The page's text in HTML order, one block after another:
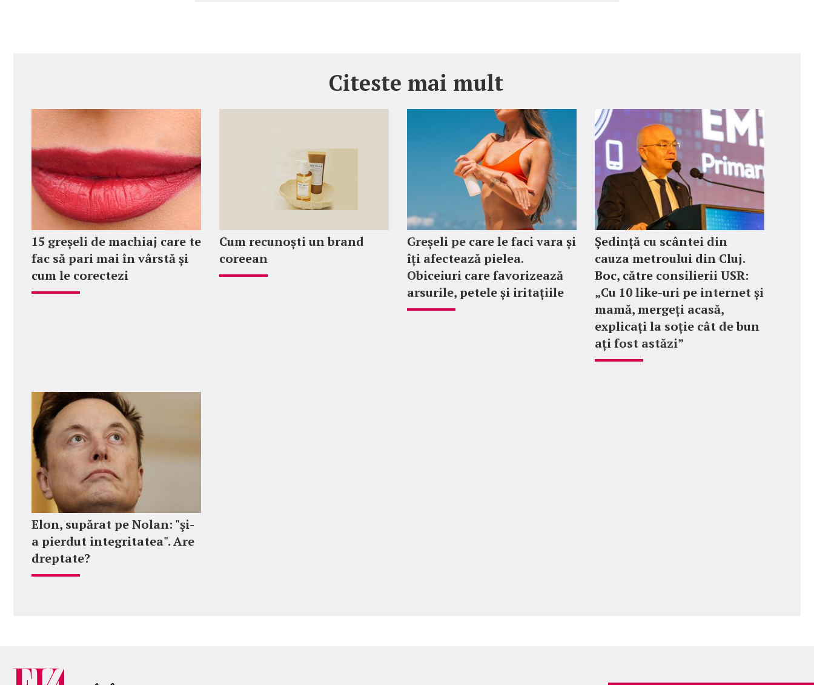
Citeste mai mult
15 greșeli de machiaj care te
fac să pari mai în vârstă și
cum le corectezi
Cum recunoști un brand
coreean
Greșeli pe care le faci vara și
îți afectează pielea.
Obiceiuri care favorizează
arsurile, petele și iritațiile
Ședință cu scântei din
cauza metroului din Cluj.
Boc, către consilierii USR:
„Cu 10 like-uri pe internet și
mamă, mergeți acasă,
explicați la soție cât de bun
ați fost astăzi”
Elon, supărat pe Nolan: "şi-
a pierdut integritatea". Are
dreptate?